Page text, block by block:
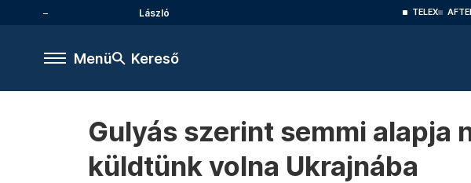
László TELEX
Menü Kereső
Gulyás szerint semmi alapja
küldtünk volna Ukrajnába